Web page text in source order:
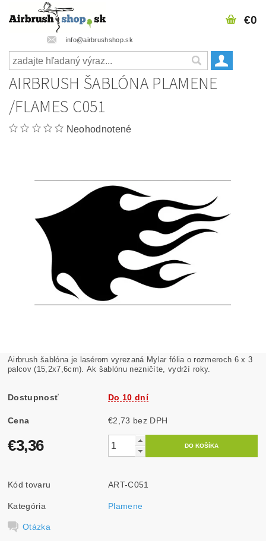
info@airbrushshop.sk
€0
AIRBRUSH ŠABLÓNA PLAMENE
/FLAMES C051
Neohodnotené
Airbrush šablóna je lasérom vyrezaná Mylar fólia o rozmeroch 6 x 3
palcov (15,2x7,6cm). Ak šablónu nezničíte, vydrží roky.
Dostupnosť Do 10 dní
Cena €2,73 bez DPH
€3,36
Kód tovaru ART-C051
Kategória Plamene
Otázka